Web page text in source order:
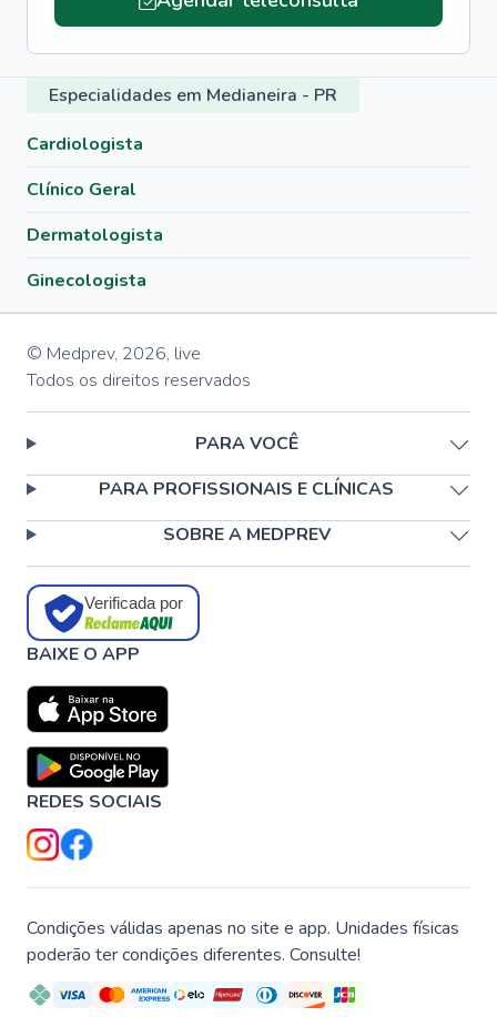
Especialidades em Medianeira - PR
Cardiologista
Clínico Geral
Dermatologista
Ginecologista
© Medprev, 2026, live
Todos os direitos reservados
PARA VOCÊ
PARA PROFISSIONAIS E CLÍNICAS
SOBRE A MEDPREV
Verificada por
BAIXE O APP
REDES SOCIAIS
Condições válidas apenas no site e app. Unidades físicas
poderão ter condições diferentes. Consulte!